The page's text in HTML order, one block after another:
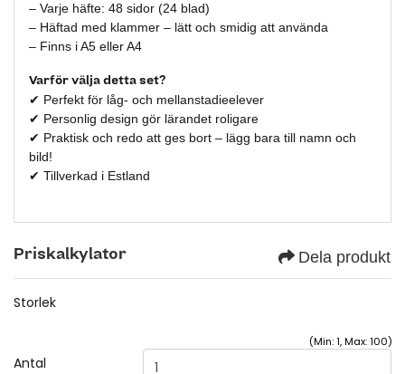
– Varje häfte: 48 sidor (24 blad)
– Häftad med klammer – lätt och smidig att använda
– Finns i A5 eller A4
Varför välja detta set?
✔ Perfekt för låg- och mellanstadieelever
✔ Personlig design gör lärandet roligare
✔ Praktisk och redo att ges bort – lägg bara till namn och
bild!
✔ Tillverkad i Estland
Priskalkylator Dela produkt
Storlek
(Min: 1, Max: 100)
Antal